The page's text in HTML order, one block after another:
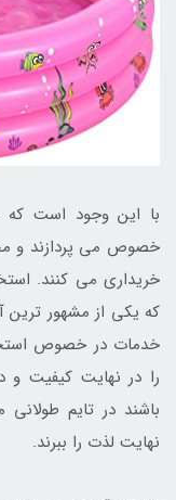
با این وجود است که
خصوص می پردازند و
خریداری می کنند.
که یکی از مشهور ترین
خدمات در خصوص
را در نهایت کیفیت و
باشند در تایم
نهایت لذت را ببرند.